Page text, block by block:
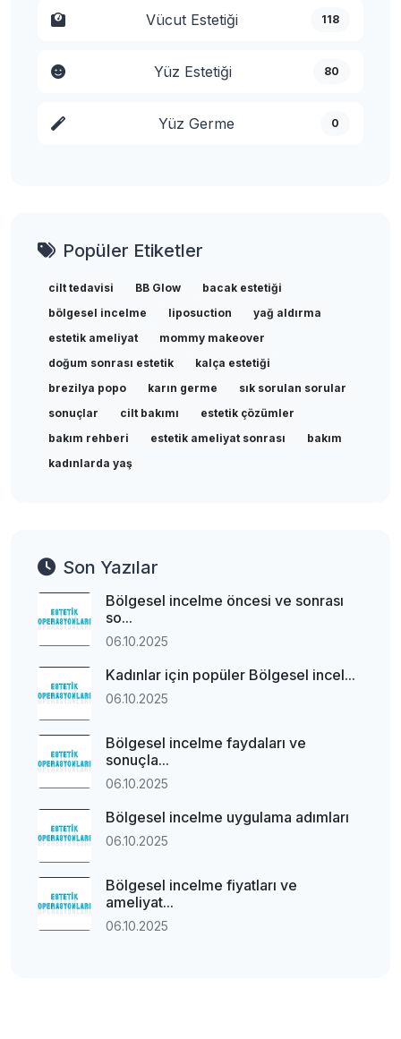
Vücut Estetiği 118
Yüz Estetiği 80
Yüz Germe 0
Popüler Etiketler
cilt tedavisi BB Glow
bacak estetiği
bölgesel incelme
liposuction
yağ aldırma
estetik ameliyat
mommy makeover
doğum sonrası estetik
kalça estetiği
brezilya popo
karın germe
sık sorulan sorular
sonuçlar
cilt bakımı
estetik çözümler
bakım rehberi
estetik ameliyat sonrası
bakım
kadınlarda yaş
Son Yazılar
Bölgesel incelme öncesi ve sonrası
so...
06.10.2025
Kadınlar için popüler Bölgesel incel...
06.10.2025
Bölgesel incelme faydaları ve
sonuçla...
06.10.2025
Bölgesel incelme uygulama adımları
06.10.2025
Bölgesel incelme fiyatları ve
ameliyat...
06.10.2025